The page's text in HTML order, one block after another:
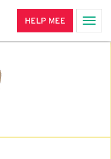
HELP MEE